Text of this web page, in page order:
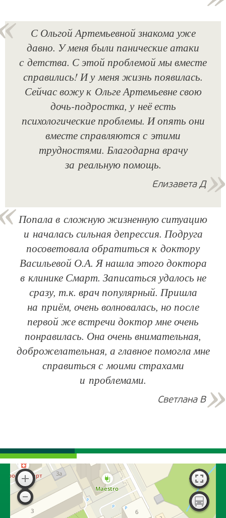
С Ольгой Артемьевной знакома уже
давно. У меня были панические атаки
с детства. С этой проблемой мы вместе
справились! И у меня жизнь появилась.
Сейчас вожу к Ольге Артемьевне свою
дочь-подростка, у неё есть
психологические проблемы. И опять они
вместе справляются с этими
трудностями. Благодарна врачу
за реальную помощь.
Елизавета Д
Попала в сложную жизненную ситуацию
и началась сильная депрессия. Подруга
посоветовала обратиться к доктору
Васильевой О.А. Я нашла этого доктора
в клинике Смарт. Записаться удалось не
сразу, т.к. врач популярный. Пришла
на приём, очень волновалась, но после
первой же встречи доктор мне очень
понравилась. Она очень внимательная,
доброжелательная, а главное помогла мне
справиться с моими страхами
и проблемами.
Светлана В